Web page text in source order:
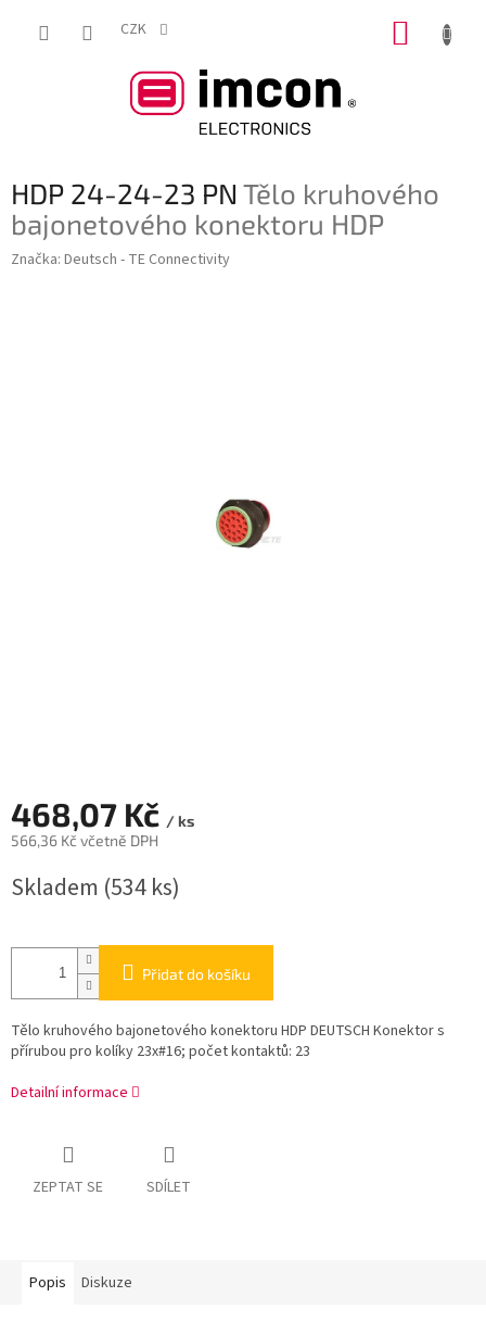
CZK
HDP 24-24-23 PN Tělo kruhového
bajonetového konektoru HDP
Značka: Deutsch - TE Connectivity
468,07 Kč / ks
566,36 Kč včetně DPH
cena:
Skladem (534 ks)
Přidat do košíku
Tělo kruhového bajonetového konektoru HDP DEUTSCH Konektor s
přírubou pro kolíky 23x#16; počet kontaktů: 23
Detailní informace
ZEPTAT SE SDÍLET
Popis Diskuze